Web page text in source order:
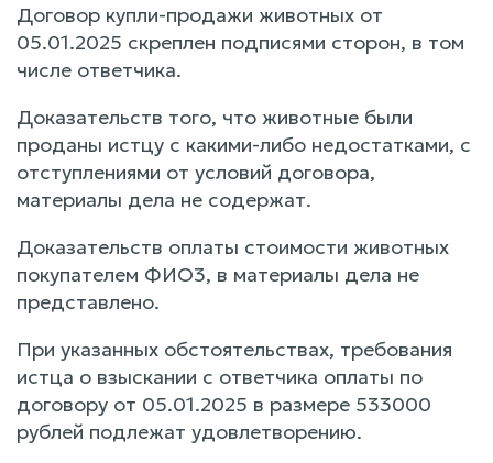
Договор купли-продажи животных от
05.01.2025 скреплен подписями сторон, в том
числе ответчика.
Доказательств того, что животные были
проданы истцу с какими-либо недостатками, с
отступлениями от условий договора,
материалы дела не содержат.
Доказательств оплаты стоимости животных
покупателем ФИО3, в материалы дела не
представлено.
При указанных обстоятельствах, требования
истца о взыскании с ответчика оплаты по
договору от 05.01.2025 в размере 533000
рублей подлежат удовлетворению.